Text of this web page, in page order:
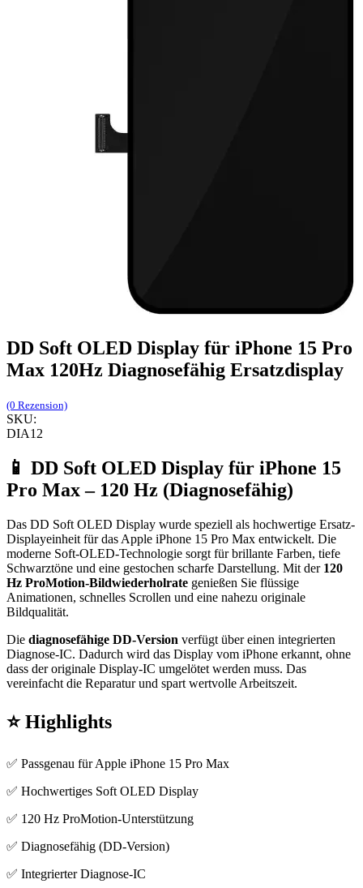
DD Soft OLED Display für iPhone 15 Pro
Max 120Hz Diagnosefähig Ersatzdisplay
(0 Rezension)
SKU:
DIA12
📱 DD Soft OLED Display für iPhone 15
Pro Max – 120 Hz (Diagnosefähig)
Das DD Soft OLED Display wurde speziell als hochwertige Ersatz-
Displayeinheit für das Apple iPhone 15 Pro Max entwickelt. Die
moderne Soft-OLED-Technologie sorgt für brillante Farben, tiefe
Schwarztöne und eine gestochen scharfe Darstellung. Mit der 120
Hz ProMotion-Bildwiederholrate genießen Sie flüssige
Animationen, schnelles Scrollen und eine nahezu originale
Bildqualität.
Die diagnosefähige DD-Version verfügt über einen integrierten
Diagnose-IC. Dadurch wird das Display vom iPhone erkannt, ohne
dass der originale Display-IC umgelötet werden muss. Das
vereinfacht die Reparatur und spart wertvolle Arbeitszeit.
⭐ Highlights
✅ Passgenau für Apple iPhone 15 Pro Max
✅ Hochwertiges Soft OLED Display
✅ 120 Hz ProMotion-Unterstützung
✅ Diagnosefähig (DD-Version)
✅ Integrierter Diagnose-IC